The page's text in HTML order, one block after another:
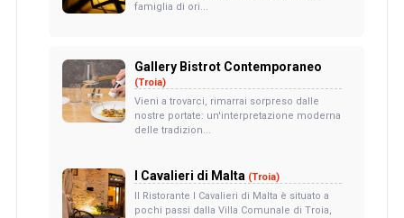
famiglia di ori...
Gallery Bistrot Contemporaneo
(Troia)
Vieni a trovarci, rimarrai sorpreso dalle
nostre portate: un'interpretazione moderna
delle tradizion...
I Cavalieri di Malta (Troia)
Il Ristorante I Cavalieri di Malta è situato a
pochi passi dalla Villa Comunale di Troia,